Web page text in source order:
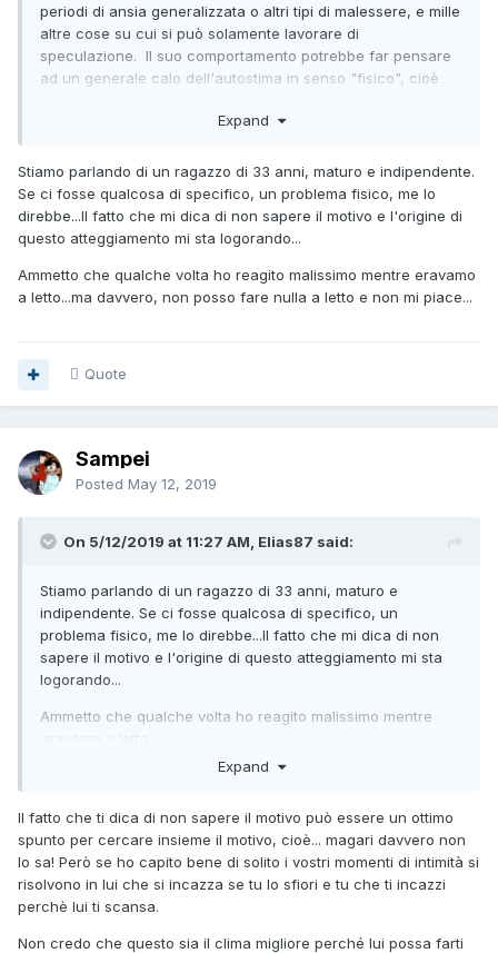
periodi di ansia generalizzata o altri tipi di malessere, e mille
altre cose su cui si può solamente lavorare di
speculazione. Il suo comportamento potrebbe far pensare
ad un generale calo dell'autostima in senso "fisico", cioè
le cose dobbiamo dire che ciò potrebbe essere tanto la
vivendo, quindi non è nemmeno facile collocare bene il
rapporto causa-effetto.
In realtà da ciò che scrivi sembra che fra voi ci sia un "non
detto", un pezzo del puzzle che sta aumentando la tensione
e ha eliminato tutta la complicità. Potrebbe trattarsi di un
problema medico di cui si imbarazza e quindi non te ne
senta di parlarne con te perché ha paura che tu lo
giudicheresti. Forse hai dato modo di sembrare poco
insicuro?
[[Template core/front/global/commentEditLine is throwing
tool in the AdminCP to restore the default theme.]]
Expand
Stiamo parlando di un ragazzo di 33 anni, maturo e indipendente.
Se ci fosse qualcosa di specifico, un problema fisico, me lo
direbbe...Il fatto che mi dica di non sapere il motivo e l'origine di
questo atteggiamento mi sta logorando...
Ammetto che qualche volta ho reagito malissimo mentre eravamo
a letto...ma davvero, non posso fare nulla a letto e non mi piace...
Quote
Sampei
Posted May 12, 2019
On 5/12/2019 at 11:27 AM, Elias87 said:
Stiamo parlando di un ragazzo di 33 anni, maturo e
indipendente. Se ci fosse qualcosa di specifico, un
problema fisico, me lo direbbe...Il fatto che mi dica di non
sapere il motivo e l'origine di questo atteggiamento mi sta
logorando...
Ammetto che qualche volta ho reagito malissimo mentre
eravamo a lett
Expand
Il fatto che ti dica di non sapere il motivo può essere un ottimo
spunto per cercare insieme il motivo, cioè... magari davvero non
lo sa! Però se ho capito bene di solito i vostri momenti di intimità si
risolvono in lui che si incazza se tu lo sfiori e tu che ti incazzi
perchè lui ti scansa.
Non credo che questo sia il clima migliore perché lui possa farti